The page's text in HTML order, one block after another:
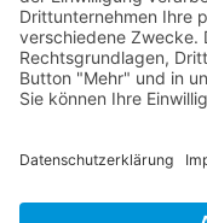
Wir
zu Ihren
der